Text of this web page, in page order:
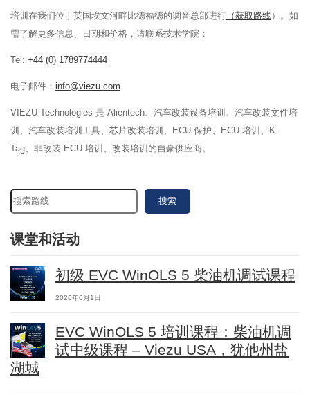
培训在我们位于英国埃文河畔比德福德的调音总部进行 （获取路线）。如
需了解更多信息、日期和价格，请联系技术学院：
Tel: +44 (0) 1789774444
电子邮件： info@viezu.com
VIEZU Technologies 是 Alientech、汽车改装设备培训、汽车改装文件培
训、汽车改装培训工具、芯片改装培训、ECU 保护、ECU 培训、K-
Tag、非改装 ECU 培训、改装培训的自豪供应商。
搜索
课堂和活动
初级 EVC WinOLS 5 柴油机调试课程
2026年6月1日
EVC WinOLS 5 培训课程：柴油机调
试中级课程 – Viezu USA，犹他州盐
湖城